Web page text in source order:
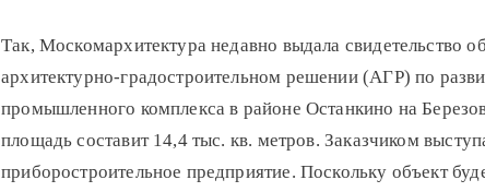
Так, Москомархитектура недавно выдала свидетельство об
архитектурно-градостроительном решении (АГР) по
промышленного комплекса в районе Останкино на
площадь составит 14,4 тыс. кв. метров. Заказчиком
приборостроительное предприятие. Поскольку объект